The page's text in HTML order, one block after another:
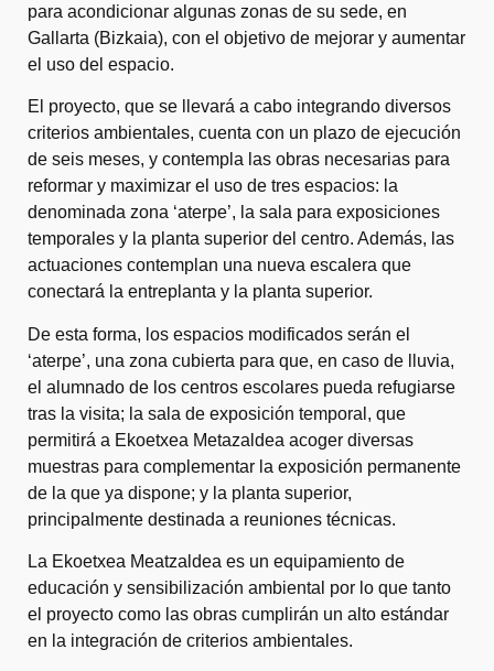
para acondicionar algunas zonas de su sede, en
Gallarta (Bizkaia), con el objetivo de mejorar y aumentar
el uso del espacio.
El proyecto, que se llevará a cabo integrando diversos
criterios ambientales, cuenta con un plazo de ejecución
de seis meses, y contempla las obras necesarias para
reformar y maximizar el uso de tres espacios: la
denominada zona ‘aterpe’, la sala para exposiciones
temporales y la planta superior del centro. Además, las
actuaciones contemplan una nueva escalera que
conectará la entreplanta y la planta superior.
De esta forma, los espacios modificados serán el
‘aterpe’, una zona cubierta para que, en caso de lluvia,
el alumnado de los centros escolares pueda refugiarse
tras la visita; la sala de exposición temporal, que
permitirá a Ekoetxea Metazaldea acoger diversas
muestras para complementar la exposición permanente
de la que ya dispone; y la planta superior,
principalmente destinada a reuniones técnicas.
La Ekoetxea Meatzaldea es un equipamiento de
educación y sensibilización ambiental por lo que tanto
el proyecto como las obras cumplirán un alto estándar
en la integración de criterios ambientales.